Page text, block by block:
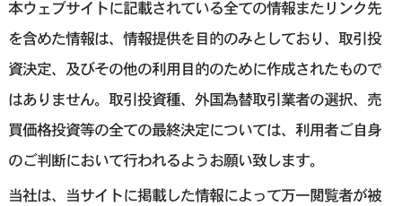
本ウェブサイトに記載されている全ての情報またリンク先
を含めた情報は、情報提供を目的のみとしており、取引投
資決定、及びその他の利用目的のために作成されたもので
はありません。取引投資種、外国為替取引業者の選択、売
買価格投資等の全ての最終決定については、利用者ご自身
のご判断において行われるようお願い致します。
当社は、当サイトに掲載した情報によって万一閲覧者が被